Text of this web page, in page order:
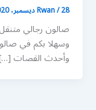
Rwan/28 ديسمبر، 2020
صالون رجالي
وسهلا بكم في
وأحدث القصات